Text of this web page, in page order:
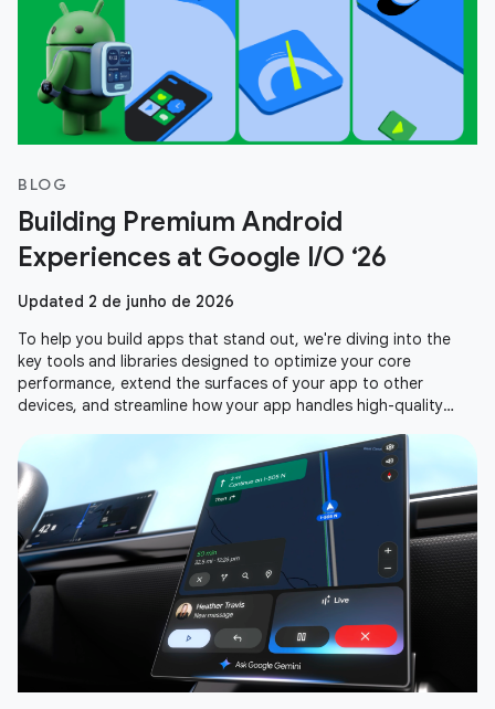
BLOG
Building Premium Android
Experiences at Google I/O ‘26
Updated 2 de junho de 2026
To help you build apps that stand out, we're diving into the
key tools and libraries designed to optimize your core
performance, extend the surfaces of your app to other
devices, and streamline how your app handles high-quality